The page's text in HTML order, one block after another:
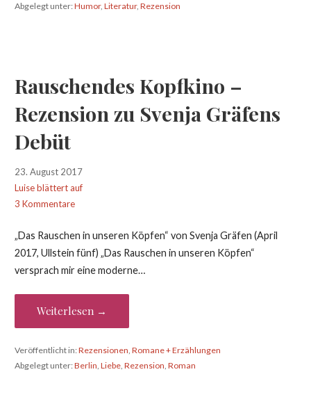
Abgelegt unter:Humor, Literatur, Rezension
Rauschendes Kopfkino –
Rezension zu Svenja Gräfens
Debüt
23. August 2017
Luise blättert auf
3 Kommentare
„Das Rauschen in unseren Köpfen“ von Svenja Gräfen (April
2017, Ullstein fünf) „Das Rauschen in unseren Köpfen“
versprach mir eine moderne…
Weiterlesen →
Veröffentlicht in:Rezensionen, Romane + Erzählungen
Abgelegt unter:Berlin, Liebe, Rezension, Roman